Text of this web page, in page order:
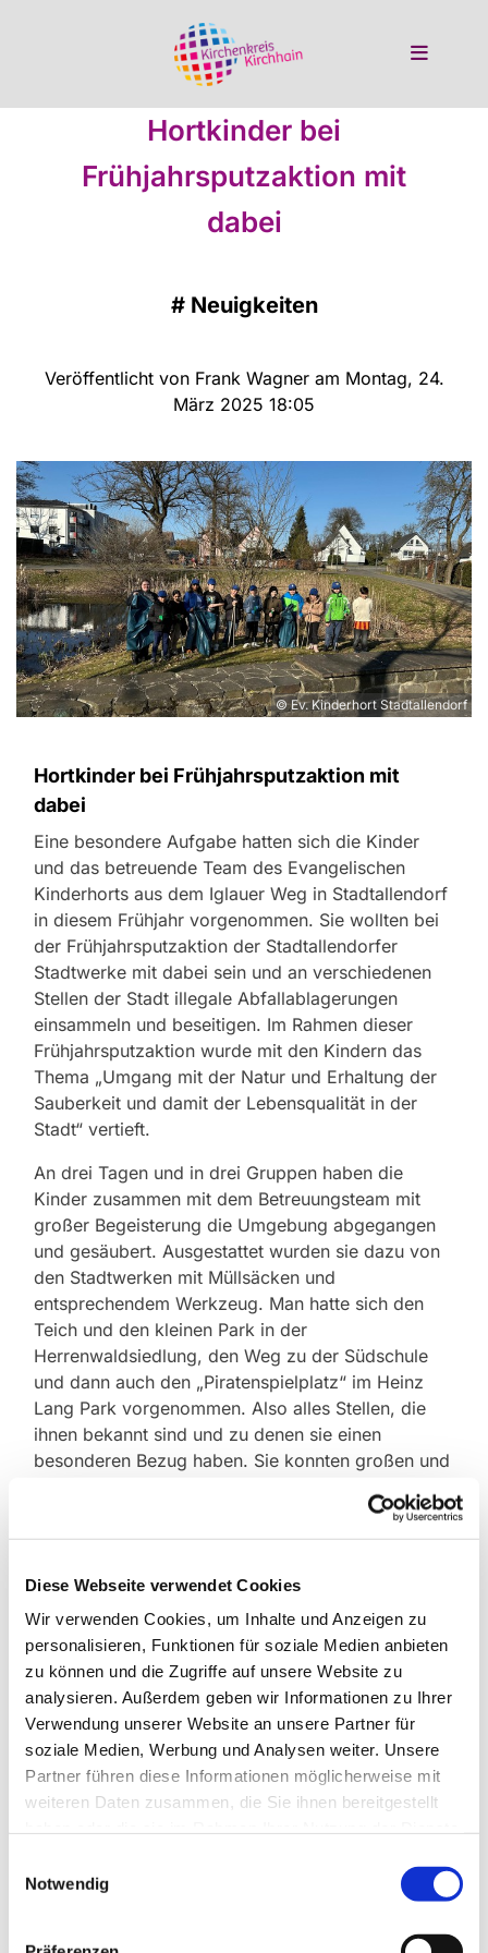
Diese Webseite verwendet Cookies
Wir verwenden Cookies, um Inhalte und Anzeigen zu
personalisieren, Funktionen für soziale Medien anbieten
zu können und die Zugriffe auf unsere Website zu
analysieren. Außerdem geben wir Informationen zu Ihrer
Verwendung unserer Website an unsere Partner für
soziale Medien, Werbung und Analysen weiter. Unsere
Partner führen diese Informationen möglicherweise mit
weiteren Daten zusammen, die Sie ihnen bereitgestellt
Notwendig
Hortkinder bei
Frühjahrsputzaktion mit
dabei
# Neuigkeiten
Veröffentlicht von Frank Wagner am Montag, 24.
März 2025 18:05
© Ev. Kinderhort Stadtallendorf
Hortkinder bei Frühjahrsputzaktion mit
dabei
Eine besondere Aufgabe hatten sich die Kinder
und das betreuende Team des Evangelischen
Kinderhorts aus dem Iglauer Weg in Stadtallendorf
in diesem Frühjahr vorgenommen. Sie wollten bei
der Frühjahrsputzaktion der Stadtallendorfer
Stadtwerke mit dabei sein und an verschiedenen
Stellen der Stadt illegale Abfallablagerungen
einsammeln und beseitigen. Im Rahmen dieser
Frühjahrsputzaktion wurde mit den Kindern das
Thema „Umgang mit der Natur und Erhaltung der
Sauberkeit und damit der Lebensqualität in der
Stadt“ vertieft.
An drei Tagen und in drei Gruppen haben die
Kinder zusammen mit dem Betreuungsteam mit
großer Begeisterung die Umgebung abgegangen
und gesäubert. Ausgestattet wurden sie dazu von
den Stadtwerken mit Müllsäcken und
entsprechendem Werkzeug. Man hatte sich den
Teich und den kleinen Park in der
Herrenwaldsiedlung, den Weg zu der Südschule
und dann auch den „Piratenspielplatz“ im Heinz
Lang Park vorgenommen. Also alles Stellen, die
ihnen bekannt sind und zu denen sie einen
besonderen Bezug haben. Sie konnten großen und
lernen, wie wichtig eine saubere Umwelt für alle
ist.
Bei dieser Aktion konnten alle einiges erleben. So
wurde zum Beispiel aus dem Teich in der
Herrenwaldsiedlung ein „Einkaufswagen“ geangelt.
Ein besonderer Fang! Der Einkaufswagen wurden
dem Supermarkt zurückgebracht.
Der Evangelische Kinderhort gehört zu den
besonders wichtigen Einrichtungen für Familien
und ihre Kinder in Stadtallendorf.